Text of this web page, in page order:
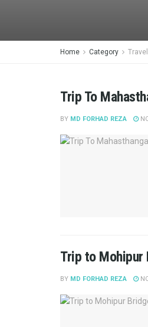
Home Category Travel
Trip To
BY MD FORHAD REZA
Trip to Mohipur
BY MD FORHAD REZA